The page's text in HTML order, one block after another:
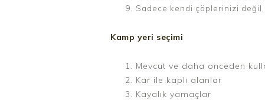
Sadece kendi çöplerinizi değil,
Kamp yeri seçimi
Mevcut ve daha onceden
Kar ile kaplı alanlar
Kayalık yamaçlar